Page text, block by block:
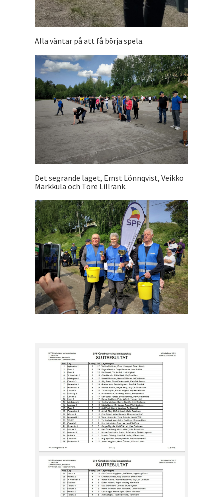
Alla väntar på att få börja spela.
Det segrande laget, Ernst Lönnqvist, Veikko
Markkula och Tore Lillrank.